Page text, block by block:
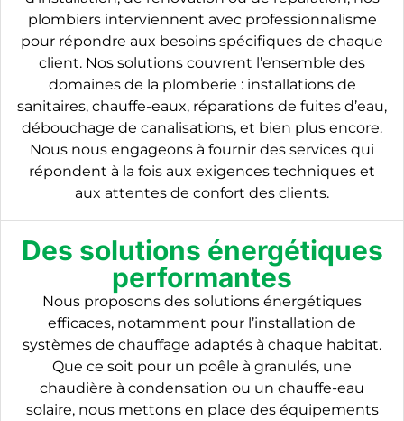
plombiers interviennent avec professionnalisme
pour répondre aux besoins spécifiques de chaque
client. Nos solutions couvrent l’ensemble des
domaines de la plomberie : installations de
sanitaires, chauffe-eaux, réparations de fuites d’eau,
débouchage de canalisations, et bien plus encore.
Nous nous engageons à fournir des services qui
répondent à la fois aux exigences techniques et
aux attentes de confort des clients.
Des solutions énergétiques
performantes
Nous proposons des solutions énergétiques
efficaces, notamment pour l’installation de
systèmes de chauffage adaptés à chaque habitat.
Que ce soit pour un poêle à granulés, une
chaudière à condensation ou un chauffe-eau
solaire, nous mettons en place des équipements